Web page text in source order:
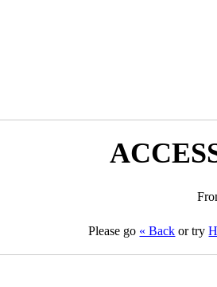
Please go « Back or try